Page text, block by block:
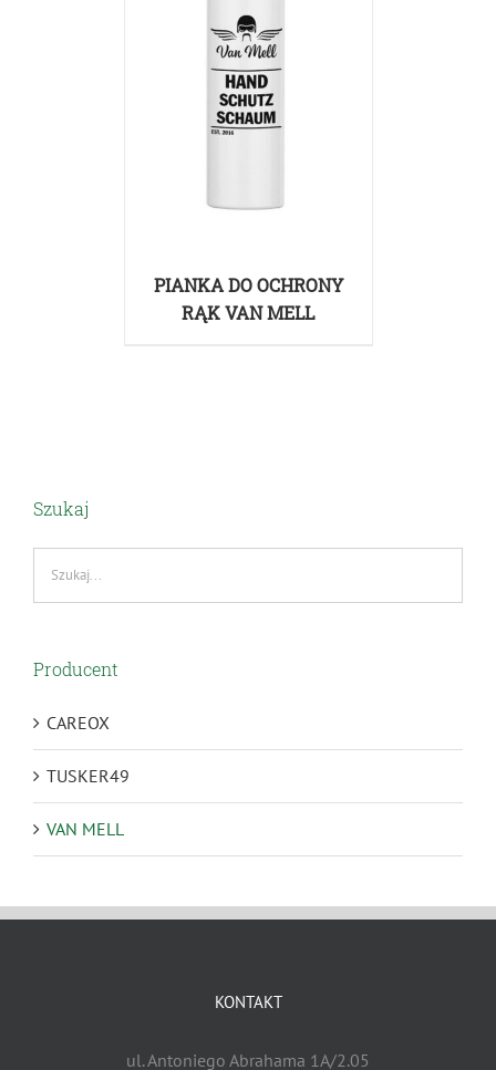
PIANKA DO OCHRONY
RĄK VAN MELL
Szukaj
Producent
CAREOX
TUSKER49
VAN MELL
KONTAKT
ul. Antoniego Abrahama 1A/2.05